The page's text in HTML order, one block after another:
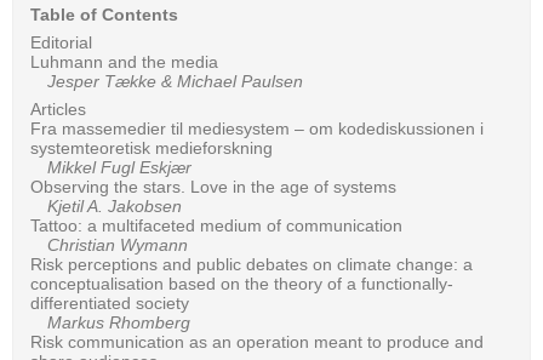
Table of Contents
Editorial
Luhmann and the media
Jesper Tække & Michael Paulsen
Articles
Fra massemedier til mediesystem – om kodediskussionen i
systemteoretisk medieforskning
Mikkel Fugl Eskjær
Observing the stars. Love in the age of systems
Kjetil A. Jakobsen
Tattoo: a multifaceted medium of communication
Christian Wymann
Risk perceptions and public debates on climate change: a
conceptualisation based on the theory of a functionally-
differentiated society
Markus Rhomberg
Risk communication as an operation meant to produce and